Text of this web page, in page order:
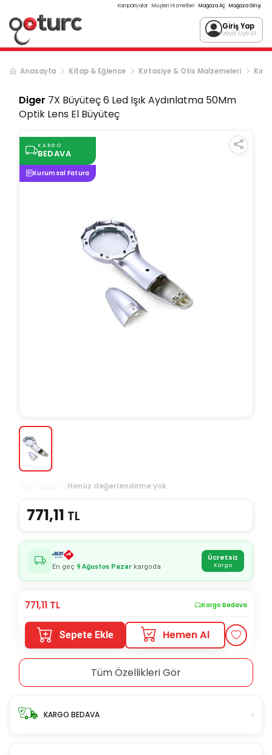
Kampanyalar Müşteri Hizmetleri Mağaza Aç Mağaza Girişi
Giriş Yap
veya üye ol
Anasayfa Kitap & Eğlence Kırtasiye & Ofis Malzemeleri
Diger 7X Büyüteç 6 Led Işık Aydınlatma 50Mm
Optik Lens El Büyüteç
KARGO
BEDAVA
Kurumsal Fatura
Henüz değerlendirme yok
771,11 TL
En geç 9 Ağustos Pazar kargoda
Ücretsiz
Kargo
771,11 TL Kargo Bedava
Sepete Ekle Hemen Al
Tüm Özellikleri Gör
KARGO BEDAVA ›